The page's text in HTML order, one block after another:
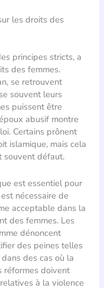
les droits des
principes stricts, a
des femmes.
se retrouvent
souvent leurs
puissent être
abusif montre
Certains prônent
islamique, mais cela
souvent défaut.
est essentiel pour
nécessaire de
acceptable dans la
des femmes. Les
dénoncent
des peines telles
des cas où la
réformes doivent
à la violence